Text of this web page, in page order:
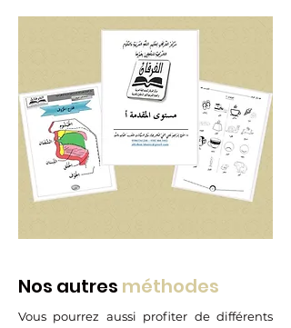
Nos autres méthodes
Vous pourrez aussi profiter de différents